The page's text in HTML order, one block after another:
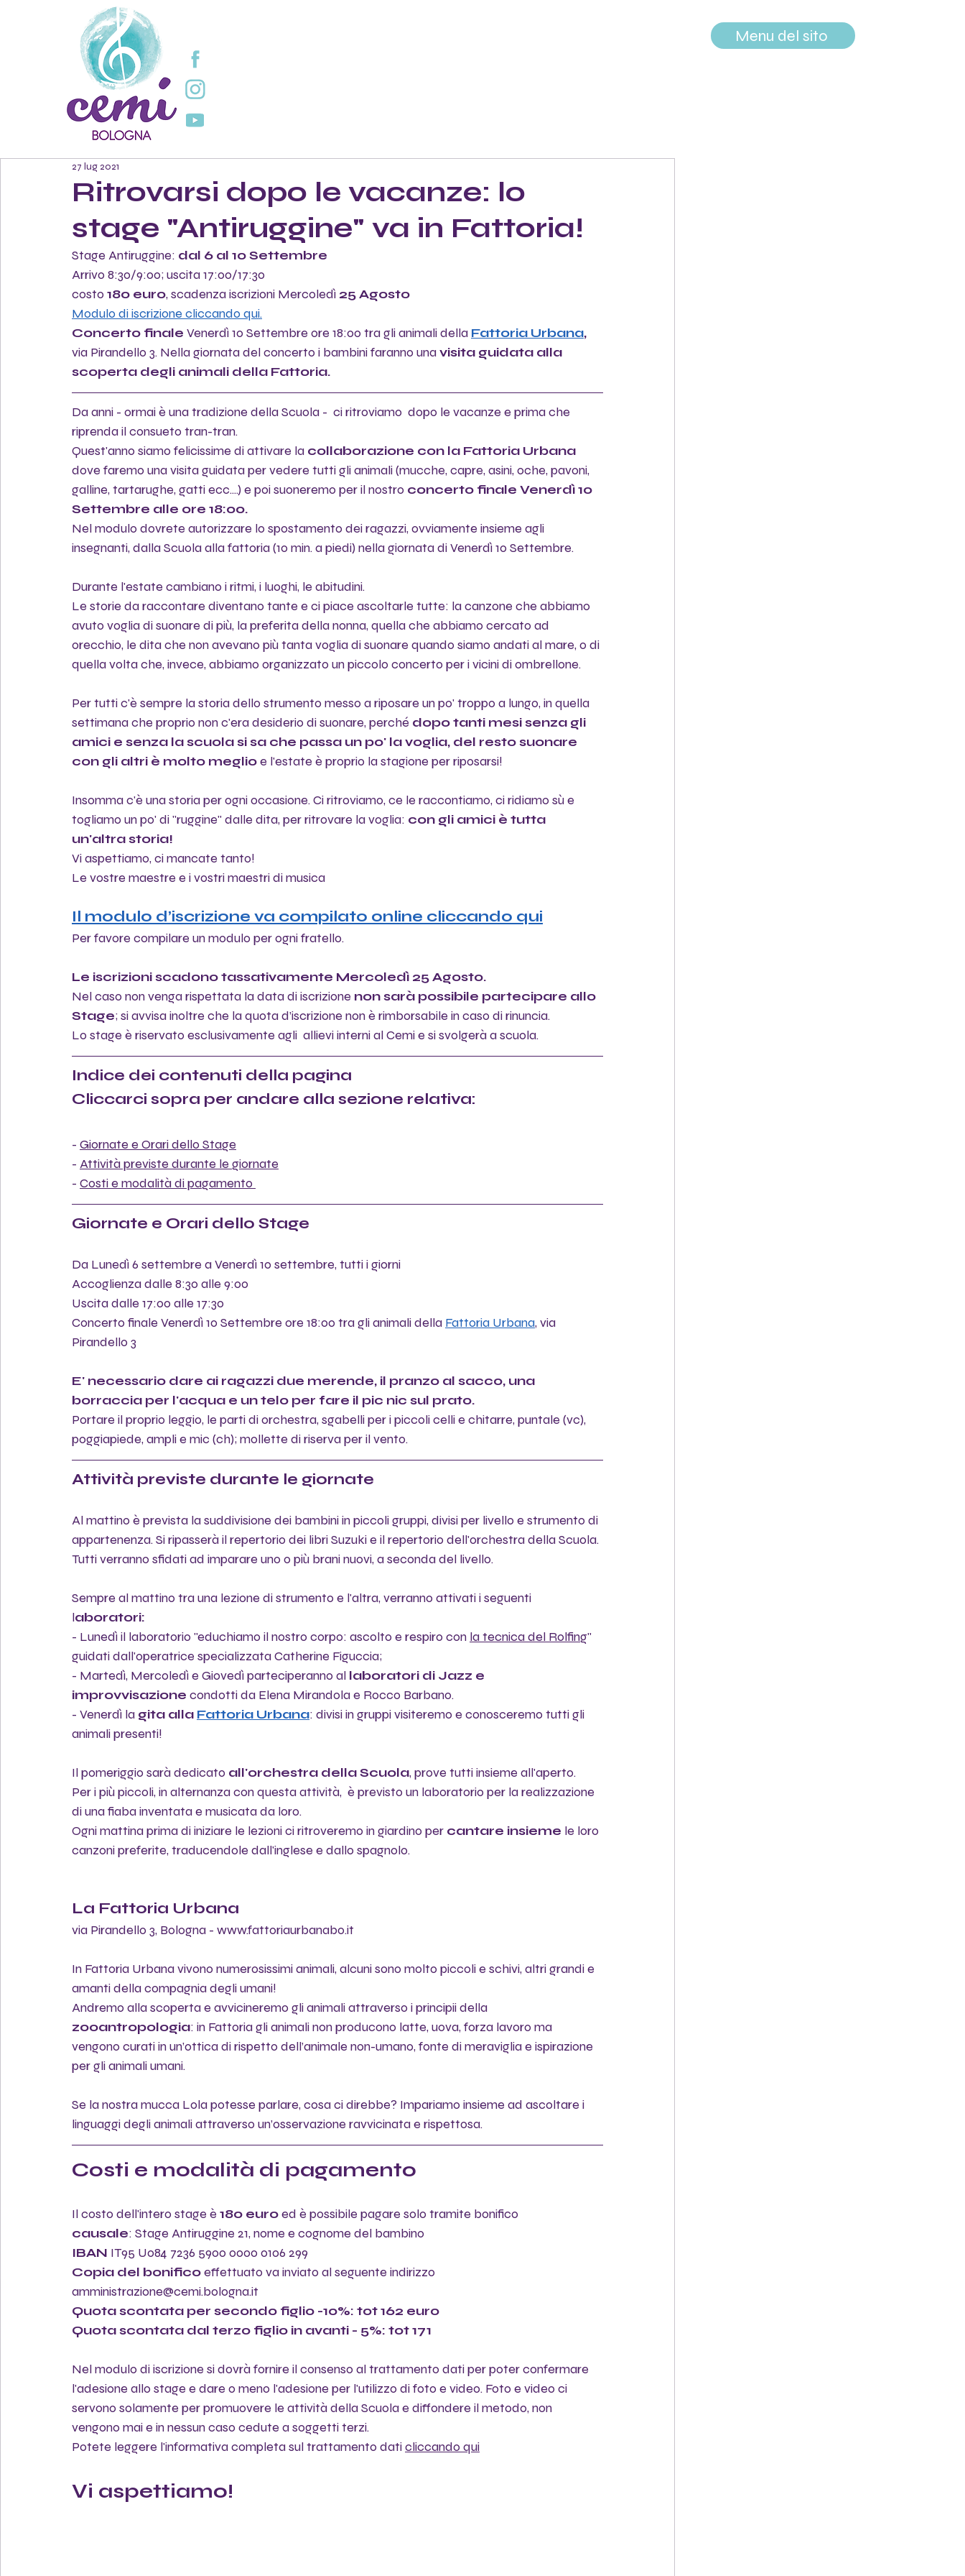
Menu del sito
Ritrovarsi dopo le vacanze: lo
stage "Antiruggine" va in Fattoria!
27 lug 2021
Stage Antiruggine: dal 6 al 10 Settembre
Arrivo 8:30/9:00; uscita 17:00/17:30
costo 180 euro, scadenza iscrizioni Mercoledì 25 Agosto
Modulo di iscrizione cliccando qui.
Concerto finale Venerdì 10 Settembre ore 18:00 tra gli animali della Fattoria Urbana,
via Pirandello 3. Nella giornata del concerto i bambini faranno una visita guidata alla
scoperta degli animali della Fattoria.
Da anni - ormai è una tradizione della Scuola -  ci ritroviamo  dopo le vacanze e prima che
riprenda il consueto tran-tran.
Quest'anno siamo felicissime di attivare la collaborazione con la Fattoria Urbana
dove faremo una visita guidata per vedere tutti gli animali (mucche, capre, asini, oche, pavoni,
galline, tartarughe, gatti ecc....) e poi suoneremo per il nostro concerto finale Venerdì 10
Settembre alle ore 18:00.
Nel modulo dovrete autorizzare lo spostamento dei ragazzi, ovviamente insieme agli
insegnanti, dalla Scuola alla fattoria (10 min. a piedi) nella giornata di Venerdì 10 Settembre.
Durante l'estate cambiano i ritmi, i luoghi, le abitudini.
Le storie da raccontare diventano tante e ci piace ascoltarle tutte: la canzone che abbiamo
avuto voglia di suonare di più, la preferita della nonna, quella che abbiamo cercato ad
orecchio, le dita che non avevano più tanta voglia di suonare quando siamo andati al mare, o di
quella volta che, invece, abbiamo organizzato un piccolo concerto per i vicini di ombrellone.
Per tutti c'è sempre la storia dello strumento messo a riposare un po' troppo a lungo, in quella
settimana che proprio non c'era desiderio di suonare, perché dopo tanti mesi senza gli
amici e senza la scuola si sa che passa un po' la voglia, del resto suonare
con gli altri è molto meglio e l'estate è proprio la stagione per riposarsi!
Insomma c'è una storia per ogni occasione. Ci ritroviamo, ce le raccontiamo, ci ridiamo sù e
togliamo un po' di "ruggine" dalle dita, per ritrovare la voglia: con gli amici è tutta
un'altra storia!
Vi aspettiamo, ci mancate tanto!
Le vostre maestre e i vostri maestri di musica
Il modulo d’iscrizione va compilato online cliccando qui
Per favore compilare un modulo per ogni fratello.
Le iscrizioni scadono tassativamente Mercoledì 25 Agosto.
Nel caso non venga rispettata la data di iscrizione non sarà possibile partecipare allo
Stage; si avvisa inoltre che la quota d’iscrizione non è rimborsabile in caso di rinuncia.
Lo stage è riservato esclusivamente agli  allievi interni al Cemi e si svolgerà a scuola.
Indice dei contenuti della pagina
Cliccarci sopra per andare alla sezione relativa:
- Giornate e Orari dello Stage
- Attività previste durante le giornate
- Costi e modalità di pagamento
Giornate e Orari dello Stage
Da Lunedì 6 settembre a Venerdì 10 settembre, tutti i giorni
Accoglienza dalle 8:30 alle 9:00
Uscita dalle 17:00 alle 17:30
Concerto finale Venerdì 10 Settembre ore 18:00 tra gli animali della Fattoria Urbana, via
Pirandello 3
E' necessario dare ai ragazzi due merende, il pranzo al sacco, una
borraccia per l'acqua e un telo per fare il pic nic sul prato.
Portare il proprio leggio, le parti di orchestra, sgabelli per i piccoli celli e chitarre, puntale (vc),
poggiapiede, ampli e mic (ch); mollette di riserva per il vento.
Attività previste durante le giornate
Al mattino è prevista la suddivisione dei bambini in piccoli gruppi, divisi per livello e strumento di
appartenenza. Si ripasserà il repertorio dei libri Suzuki e il repertorio dell'orchestra della Scuola.
Tutti verranno sfidati ad imparare uno o più brani nuovi, a seconda del livello.
Sempre al mattino tra una lezione di strumento e l'altra, verranno attivati i seguenti
laboratori:
- Lunedì il laboratorio "educhiamo il nostro corpo: ascolto e respiro con la tecnica del Rolfing"
guidati dall'operatrice specializzata Catherine Figuccia;
- Martedì, Mercoledì e Giovedì parteciperanno al laboratori di Jazz e
improvvisazione condotti da Elena Mirandola e Rocco Barbano.
- Venerdì la gita alla Fattoria Urbana: divisi in gruppi visiteremo e conosceremo tutti gli
animali presenti!
Il pomeriggio sarà dedicato all'orchestra della Scuola, prove tutti insieme all'aperto.
Per i più piccoli, in alternanza con questa attività,  è previsto un laboratorio per la realizzazione
di una fiaba inventata e musicata da loro.
Ogni mattina prima di iniziare le lezioni ci ritroveremo in giardino per cantare insieme le loro
canzoni preferite, traducendole dall'inglese e dallo spagnolo.
La Fattoria Urbana
via Pirandello 3, Bologna - www.fattoriaurbanabo.it
In Fattoria Urbana vivono numerosissimi animali, alcuni sono molto piccoli e schivi, altri grandi e
amanti della compagnia degli umani!
Andremo alla scoperta e avvicineremo gli animali attraverso i principii della
zooantropologia: in Fattoria gli animali non producono latte, uova, forza lavoro ma
vengono curati in un’ottica di rispetto dell’animale non-umano, fonte di meraviglia e ispirazione
per gli animali umani.
Se la nostra mucca Lola potesse parlare, cosa ci direbbe? Impariamo insieme ad ascoltare i
linguaggi degli animali attraverso un’osservazione ravvicinata e rispettosa.
Costi e modalità di pagamento
Il costo dell'intero stage è 180 euro ed è possibile pagare solo tramite bonifico
causale: Stage Antiruggine 21, nome e cognome del bambino
IBAN IT95 U084 7236 5900 0000 0106 299
Copia del bonifico effettuato va inviato al seguente indirizzo
amministrazione@cemi.bologna.it
Quota scontata per secondo figlio -10%: tot 162 euro
Quota scontata dal terzo figlio in avanti - 5%: tot 171
Nel modulo di iscrizione si dovrà fornire il consenso al trattamento dati per poter confermare
l'adesione allo stage e dare o meno l'adesione per l'utilizzo di foto e video. Foto e video ci
servono solamente per promuovere le attività della Scuola e diffondere il metodo, non
vengono mai e in nessun caso cedute a soggetti terzi.
Potete leggere l'informativa completa sul trattamento dati cliccando qui
Vi aspettiamo!